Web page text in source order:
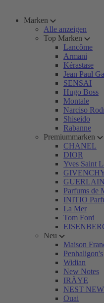
Marken
Alle anzeigen
Top Marken
Lancôme
Armani
Kérastase
Jean Paul
SENSAI
Hugo Boss
Montale
Narciso
Shiseido
Rabanne
Premiummarken
CHANEL
DIOR
Yves Saint
GUERLAIN
Parfums de
INITIO
La Mer
Tom Ford
Neu
Maison
Penhaligon's
Widian
New Notes
IRÄYE
NEST
Ouai